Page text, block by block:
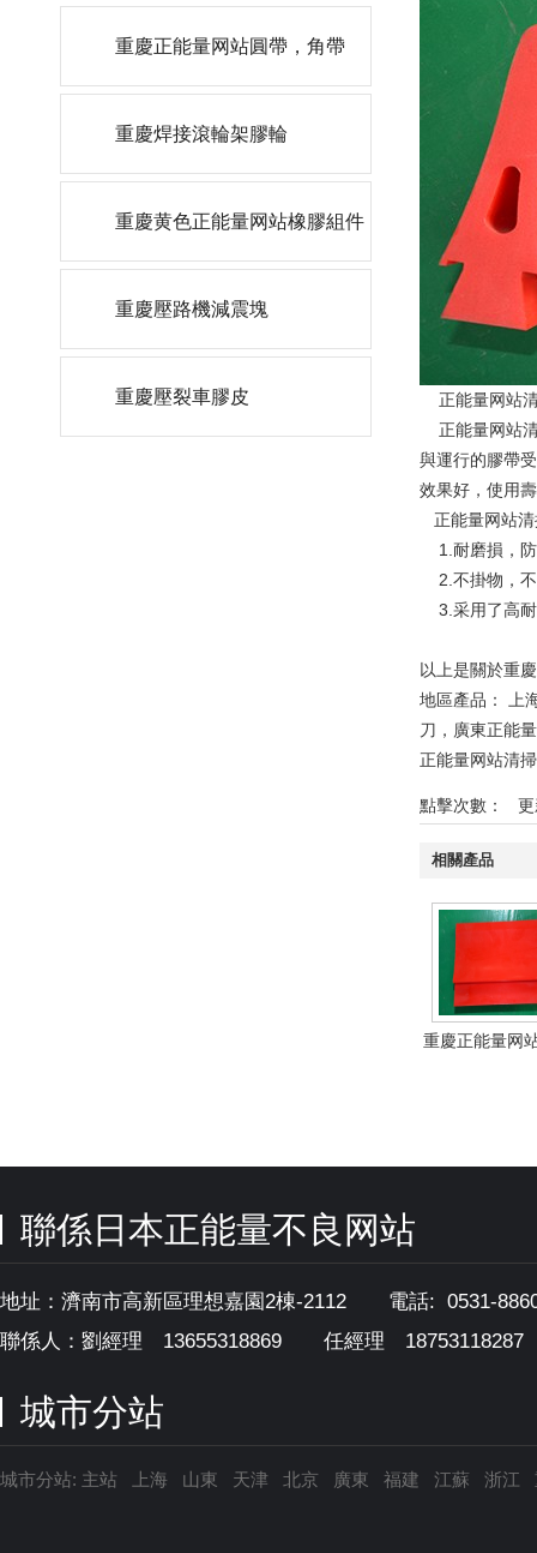
正能量网站清
正能量网站清
與運行的膠帶受
效果好，使
正能量网站清
1.耐磨損，防
2.不掛物，
3.采用了高耐磨
以上是關於重
地區產品：
上
刀 ， 廣東正能
正能量网站清
點擊次數： 更
相關產品
重慶正能量网
重慶正能量网站圓帶，角帶
重慶焊接滾輪架膠輪
重慶黄色正能量网站橡膠組件
重慶壓路機減震塊
重慶壓裂車膠皮
聯係日本正能量不良网站
地址：濟南市高新區理想嘉園2棟-2112 電話: 0531-
聯係人：劉經理 13655318869
任經理 18753118287
城市分站
城市分站: 主站 上海 山東 天津 北京 廣東 福建 江蘇 浙江